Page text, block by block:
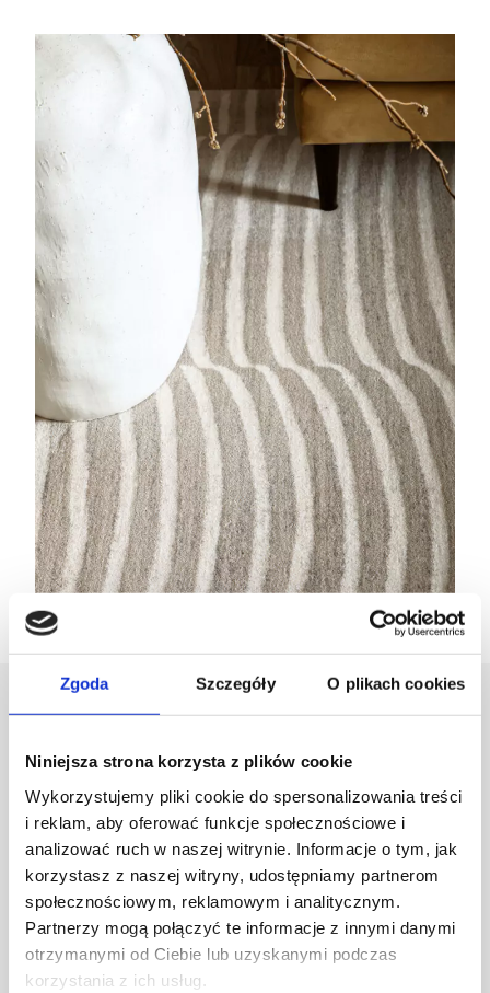
Zgoda Szczegóły O plikach cookies
Niniejsza strona korzysta z plików cookie
Wykorzystujemy pliki cookie do spersonalizowania treści
i reklam, aby oferować funkcje społecznościowe i
analizować ruch w naszej witrynie. Informacje o tym, jak
korzystasz z naszej witryny, udostępniamy partnerom
społecznościowym, reklamowym i analitycznym.
Partnerzy mogą połączyć te informacje z innymi danymi
otrzymanymi od Ciebie lub uzyskanymi podczas
korzystania z ich usług.
Projektant
Karolina Zagrodzka